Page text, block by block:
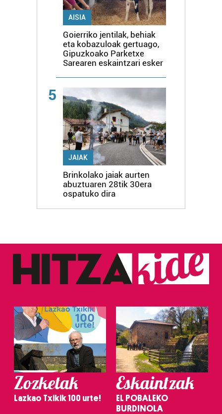
AISIA
Goierriko jentilak, behiak
eta kobazuloak gertuago,
Gipuzkoako Parketxe
Sarearen eskaintzari esker
5
JAIAK
Brinkolako jaiak aurten
abuztuaren 28tik 30era
ospatuko dira
Zozketak
Lazkao Txikik 100 urte!
Eskaintzak
EL POBALEKO
BURDINOLA